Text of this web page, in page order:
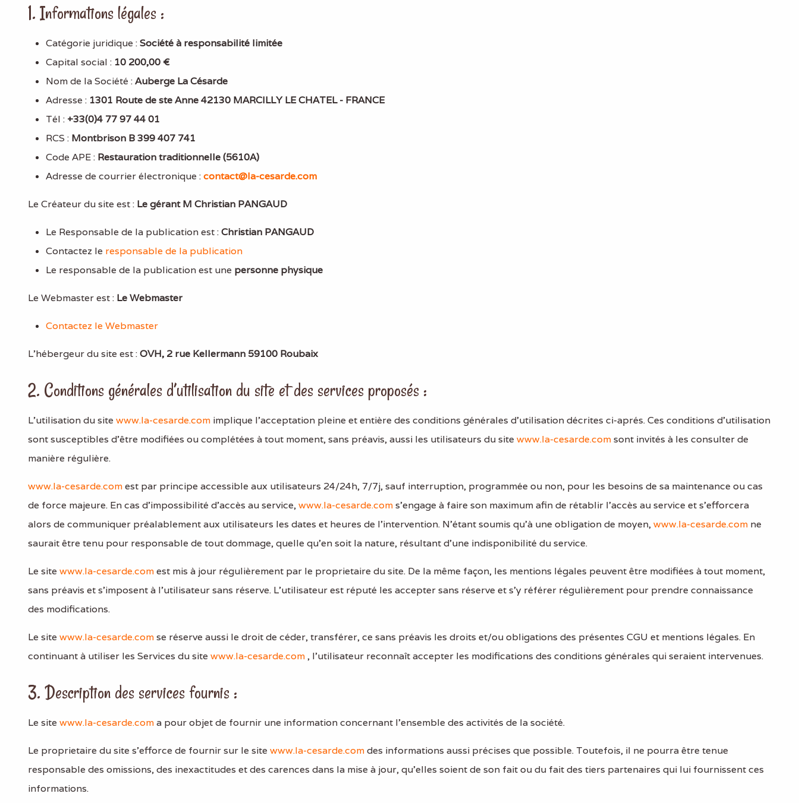
1. Informations légales :
Catégorie juridique :Société à responsabilité limitée
Capital social : 10 200,00 €
Nom de la Société :Auberge La Césarde
Adresse : 1301 Route de ste Anne 42130 MARCILLY LE CHATEL - FRANCE
Tél : +33(0)4 77 97 44 01
RCS : Montbrison B 399 407 741
Code APE : Restauration traditionnelle (5610A)
Adresse de courrier électronique :contact@la-cesarde.com
Le Créateur du site est : Le gérant M Christian PANGAUD
Le Responsable de la publication est :Christian PANGAUD
Contactez le responsable de la publication
Le responsable de la publication est une personne physique
Le Webmaster est : Le Webmaster
Contactez le Webmaster
L’hébergeur du site est :OVH, 2 rue Kellermann 59100 Roubaix
2. Conditions générales d’utilisation du site et des services proposés :
L’utilisation du site www.la-cesarde.com implique l’acceptation pleine et entière des conditions générales d’utilisation décrites ci-aprés. Ces conditions d’utilisation
sont susceptibles d’être modifiées ou complétées à tout moment, sans préavis, aussi les utilisateurs du site www.la-cesarde.comsont invités à les consulter de
manière régulière.
www.la-cesarde.comest par principe accessible aux utilisateurs 24/24h, 7/7j, sauf interruption, programmée ou non, pour les besoins de sa maintenance ou cas
de force majeure. En cas d’impossibilité d’accès au service,www.la-cesarde.coms’engage à faire son maximum afin de rétablir l’accès au service et s’efforcera
alors de communiquer préalablement aux utilisateurs les dates et heures de l’intervention. N’étant soumis qu’à une obligation de moyen,www.la-cesarde.com ne
saurait être tenu pour responsable de tout dommage, quelle qu’en soit la nature, résultant d’une indisponibilité du service.
Le site www.la-cesarde.comest mis à jour régulièrement par le proprietaire du site. De la même façon, les mentions légales peuvent être modifiées à tout moment,
sans préavis et s’imposent à l’utilisateur sans réserve. L’utilisateur est réputé les accepter sans réserve et s’y référer régulièrement pour prendre connaissance
des modifications.
Le site www.la-cesarde.comse réserve aussi le droit de céder, transférer, ce sans préavis les droits et/ou obligations des présentes CGU et mentions légales. En
continuant à utiliser les Services du site www.la-cesarde.com, l’utilisateur reconnaît accepter les modifications des conditions générales qui seraient intervenues.
3. Description des services fournis :
Le site www.la-cesarde.coma pour objet de fournir une information concernant l’ensemble des activités de la société.
Le proprietaire du site s’efforce de fournir sur le site www.la-cesarde.comdes informations aussi précises que possible. Toutefois, il ne pourra être tenue
responsable des omissions, des inexactitudes et des carences dans la mise à jour, qu’elles soient de son fait ou du fait des tiers partenaires qui lui fournissent ces
informations.